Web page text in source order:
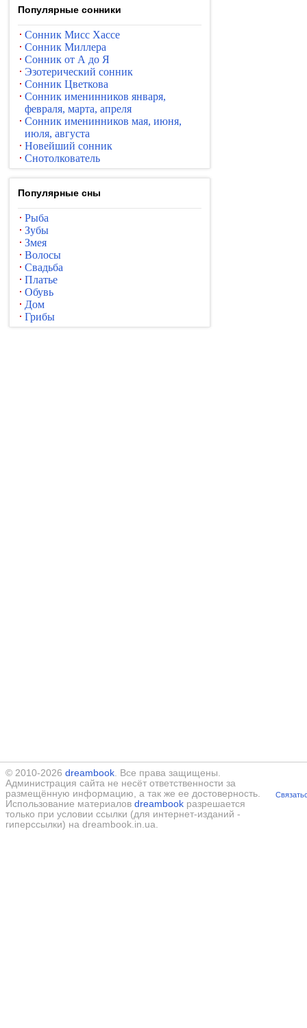
Популярные сонники
Сонник Мисс Хассе
Сонник Миллера
Сонник от А до Я
Эзотерический сонник
Сонник Цветкова
Сонник именинников января,
февраля, марта, апреля
Сонник именинников мая, июня,
июля, августа
Новейший сонник
Снотолкователь
Популярные сны
Рыба
Зубы
Змея
Волосы
Свадьба
Платье
Обувь
Дом
Грибы
© 2010-2026 dreambook. Все права защищены.
Администрация сайта не несёт ответственности за
размещённую информацию, а так же ее достоверность.
Использование материалов dreambook разрешается
только при условии ссылки (для интернет-изданий -
гиперссылки) на dreambook.in.ua.